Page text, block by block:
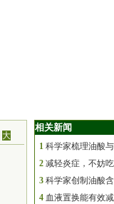
大
相关新闻
1 科学家梳理油酸
2 减轻炎症，不妨
3 科学家创制油酸
4 血液置换能有效